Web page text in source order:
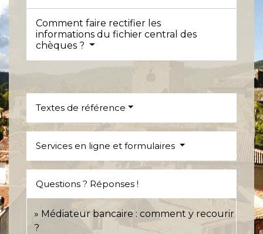
Comment faire rectifier les
informations du fichier central des
chèques ?
Textes de référence
Services en ligne et formulaires
Questions ? Réponses !
Médiateur bancaire : comment y recourir
?